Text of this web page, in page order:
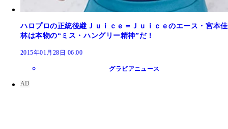
ハロプロの正統後継Ｊｕｉｃｅ＝Ｊｕｉｃｅのエース・宮本佳
林は本物の“ミス・ハングリー精神”だ！
2015年01月28日 06:00
グラビアニュース